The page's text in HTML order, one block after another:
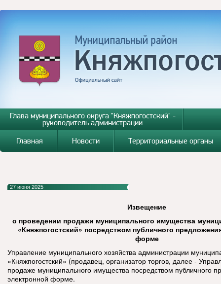
Глава муниципального округа "Княжпогостский" -
руководитель администрации
Главная
Новости Территориальные органы
27 июня 2025
Извещение
о проведении продажи муниципального имущества
«Княжпогостский» посредством публичного
форме
Управление муниципального хозяйства администрации
«Княжпогостский» (продавец, организатор торгов, далее -
продаже муниципального имущества посредством публичного
электронной форме.